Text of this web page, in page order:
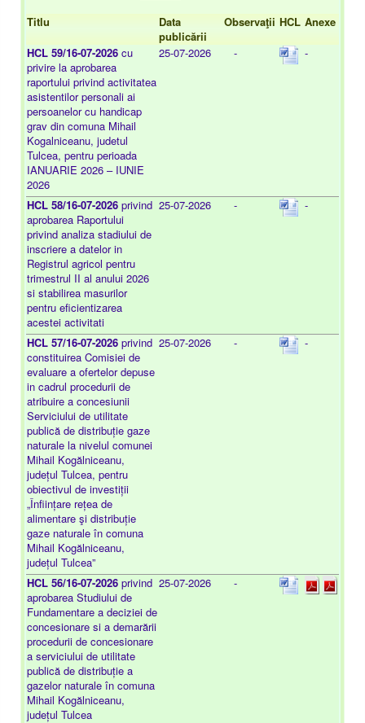
Titlu
Data
publicării
Observaţii HCL Anexe
HCL 59/16-07-2026 cu
privire la aprobarea
raportului privind activitatea
asistentilor personali ai
persoanelor cu handicap
grav din comuna Mihail
Kogalniceanu, judetul
Tulcea, pentru perioada
IANUARIE 2026 – IUNIE
2026
25-07-2026 - -
HCL 58/16-07-2026 privind
aprobarea Raportului
privind analiza stadiului de
inscriere a datelor in
Registrul agricol pentru
trimestrul II al anului 2026
si stabilirea masurilor
pentru eficientizarea
acestei activitati
25-07-2026 - -
HCL 57/16-07-2026 privind
constituirea Comisiei de
evaluare a ofertelor depuse
in cadrul procedurii de
atribuire a concesiunii
Serviciului de utilitate
publică de distribuție gaze
naturale la nivelul comunei
Mihail Kogălniceanu,
județul Tulcea, pentru
obiectivul de investiții
„Înființare rețea de
alimentare şi distribuție
gaze naturale în comuna
Mihail Kogălniceanu,
județul Tulcea”
25-07-2026 - -
HCL 56/16-07-2026 privind
aprobarea Studiului de
Fundamentare a deciziei de
concesionare si a demarării
procedurii de concesionare
a serviciului de utilitate
publică de distribuție a
gazelor naturale în comuna
Mihail Kogălniceanu,
județul Tulcea
25-07-2026 -